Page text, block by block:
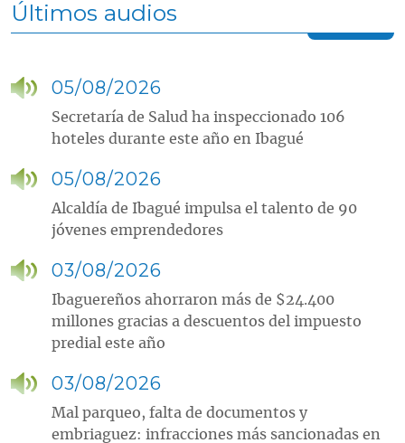
Últimos audios
05/08/2026
Secretaría de Salud ha inspeccionado 106
hoteles durante este año en Ibagué
05/08/2026
Alcaldía de Ibagué impulsa el talento de 90
jóvenes emprendedores
03/08/2026
Ibaguereños ahorraron más de $24.400
millones gracias a descuentos del impuesto
predial este año
03/08/2026
Mal parqueo, falta de documentos y
embriaguez: infracciones más sancionadas en